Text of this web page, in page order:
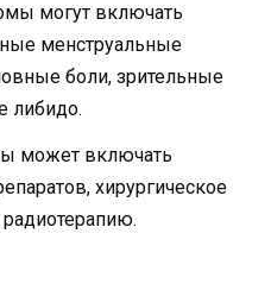
могут включать
менструальные
боли, зрительные
либидо.
может включать
хирургическое